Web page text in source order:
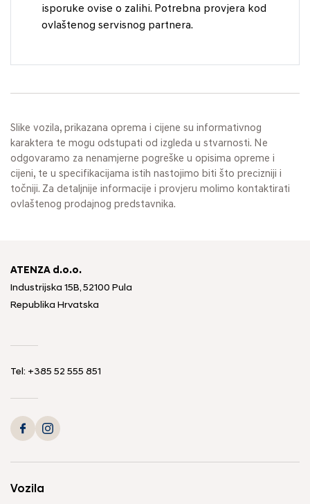
isporuke ovise o zalihi. Potrebna provjera kod
ovlaštenog servisnog partnera.
Slike vozila, prikazana oprema i cijene su informativnog
karaktera te mogu odstupati od izgleda u stvarnosti. Ne
odgovaramo za nenamjerne pogreške u opisima opreme i
cijeni, te u specifikacijama istih nastojimo biti što precizniji i
točniji. Za detaljnije informacije i provjeru molimo kontaktirati
ovlaštenog prodajnog predstavnika.
ATENZA d.o.o.
Industrijska 15B, 52100 Pula
Republika Hrvatska
Tel: +385 52 555 851
Vozila